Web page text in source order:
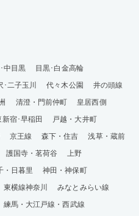
中目黒
目黒･白金高輪
･二子玉川 代々木公園
井の頭線
清澄・門前仲町
皇居西側
新宿･早稲田
戸越・大井町
京王線 森下・住吉
浅草・蔵前
護国寺・茗荷谷
上野
・日暮里
神田・神保町
東横線神奈川
みなとみらい線
練馬・大江戸線・西武線